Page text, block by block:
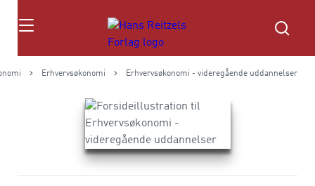
Søg
Erhvervsøkonomi Erhvervsøkonomi - videregående uddannelser